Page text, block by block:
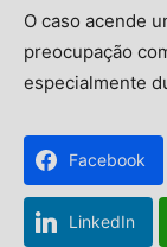
O caso acende
preocupação
especialmente
Facebook
LinkedIn